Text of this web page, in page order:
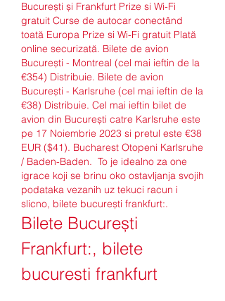
București și Frankfurt Prize si Wi-Fi
gratuit Curse de autocar conectând
toată Europa Prize si Wi-Fi gratuit Plată
online securizată. Bilete de avion
București - Montreal (cel mai ieftin de la
€354) Distribuie. Bilete de avion
București - Karlsruhe (cel mai ieftin de la
€38) Distribuie. Cel mai ieftin bilet de
avion din București catre Karlsruhe este
pe 17 Noiembrie 2023 si pretul este €38
EUR ($41). Bucharest Otopeni Karlsruhe
/ Baden-Baden.  To je idealno za one
igrace koji se brinu oko ostavljanja svojih
podataka vezanih uz tekuci racun i
slicno, bilete bucurești frankfurt:.
Bilete București
Frankfurt:, bilete
bucuresti frankfurt